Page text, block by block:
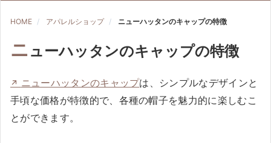
HOME アパレルショップ ニューハッタンのキャップの特徴
ニ ューハッタンのキャップの特徴
ニューハッタンのキャップは、シンプルなデザインと
手頃な価格が特徴的で、各種の帽子を魅力的に楽しむこ
とができます。